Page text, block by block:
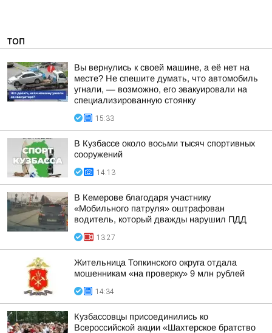
ТОП
Вы вернулись к своей машине, а её нет на
месте? Не спешите думать, что автомобиль
угнали, — возможно, его эвакуировали на
специализированную стоянку
15:33
В Кузбассе около восьми тысяч спортивных
сооружений
14:13
В Кемерове благодаря участнику
«Мобильного патруля» оштрафован
водитель, который дважды нарушил ПДД
13:27
Жительница Топкинского округа отдала
мошенникам «на проверку» 9 млн рублей
14:34
Кузбассовцы присоединились ко
Всероссийской акции «Шахтерское братство